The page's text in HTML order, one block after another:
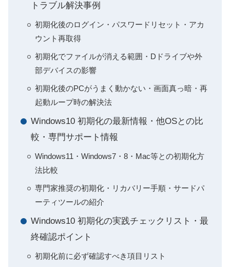
トラブル解決事例
初期化後のログイン・パスワードリセット・アカ
ウント再取得
初期化でファイルが消える範囲・Dドライブや外
部デバイスの影響
初期化後のPCがうまく動かない・画面真っ暗・再
起動ループ時の解決法
Windows10 初期化の最新情報・他OSとの比
較・専門サポート情報
Windows11・Windows7・8・Mac等との初期化方
法比較
専門家推奨の初期化・リカバリー手順・サードパ
ーティツールの紹介
Windows10 初期化の実践チェックリスト・最
終確認ポイント
初期化前に必ず確認すべき項目リスト